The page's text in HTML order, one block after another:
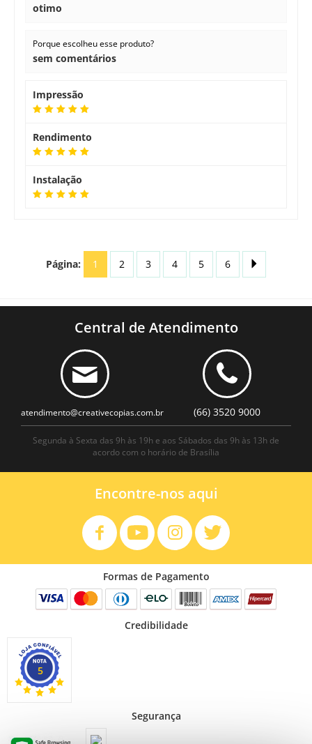
otimo
Porque escolheu esse produto?
sem comentários
Impressão
Rendimento
Instalação
Página: 1 2 3 4 5 6
Central de Atendimento
atendimento@creativecopias.com.br (66) 3520 9000
Segunda à Sexta das 9h às 19h e aos Sábados das 9h às 13h de
acordo com o horário de Brasília
Encontre-nos aqui
Formas de Pagamento
Credibilidade
5
Segurança